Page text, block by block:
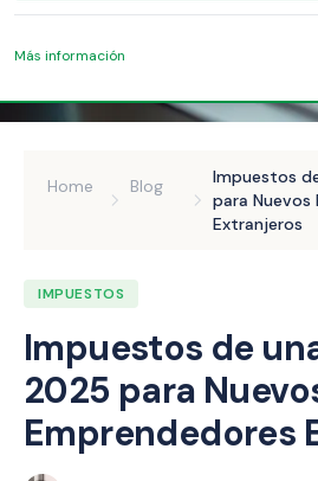
Home Blog
Impuestos
para Nuevos
Extranjeros
IMPUESTOS
Impuestos de
2025 para
Emprendedores
Más información